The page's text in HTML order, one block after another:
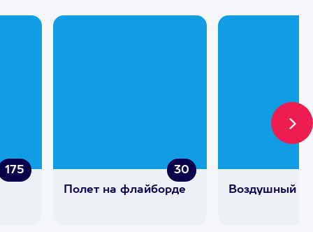
175
30
Полет на флайборде
Воздушный